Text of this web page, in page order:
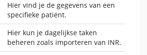
Hier vind je de gegevens van een
specifieke patiënt.
Hier kun je dagelijkse taken
beheren zoals importeren van INR.